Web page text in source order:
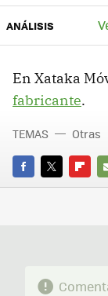
ANÁLISIS
En Xataka
fabricante.
FACEBOOK
TWITTER
TEMAS Otras